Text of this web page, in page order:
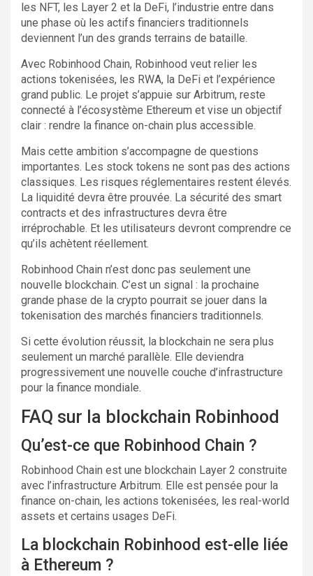
les NFT, les Layer 2 et la DeFi, l’industrie entre dans
une phase où les actifs financiers traditionnels
deviennent l’un des grands terrains de bataille.
Avec Robinhood Chain, Robinhood veut relier les
actions tokenisées, les RWA, la DeFi et l’expérience
grand public. Le projet s’appuie sur Arbitrum, reste
connecté à l’écosystème Ethereum et vise un objectif
clair : rendre la finance on-chain plus accessible.
Mais cette ambition s’accompagne de questions
importantes. Les stock tokens ne sont pas des actions
classiques. Les risques réglementaires restent élevés.
La liquidité devra être prouvée. La sécurité des smart
contracts et des infrastructures devra être
irréprochable. Et les utilisateurs devront comprendre ce
qu’ils achètent réellement.
Robinhood Chain n’est donc pas seulement une
nouvelle blockchain. C’est un signal : la prochaine
grande phase de la crypto pourrait se jouer dans la
tokenisation des marchés financiers traditionnels.
Si cette évolution réussit, la blockchain ne sera plus
seulement un marché parallèle. Elle deviendra
progressivement une nouvelle couche d’infrastructure
pour la finance mondiale.
FAQ sur la blockchain Robinhood
Qu’est-ce que Robinhood Chain ?
Robinhood Chain est une blockchain Layer 2 construite
avec l’infrastructure Arbitrum. Elle est pensée pour la
finance on-chain, les actions tokenisées, les real-world
assets et certains usages DeFi.
La blockchain Robinhood est-elle liée
à Ethereum ?